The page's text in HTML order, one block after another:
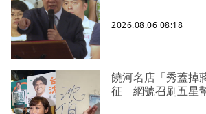
2026.08.06 08:18
饒河名店「秀蓋掉
征 網號召刷五星